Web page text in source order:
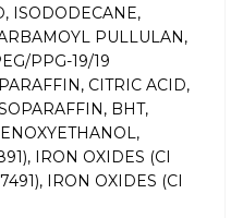
ISODODECANE,
PULLULAN,
PPG-19/19
CITRIC ACID,
BHT,
IRON OXIDES (CI
IRON OXIDES (CI